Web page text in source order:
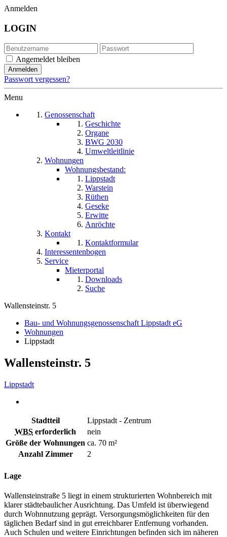
Anmelden
LOGIN
Angemeldet bleiben
Passwort vergessen?
Menu
Genossenschaft
Geschichte
Organe
BWG 2030
Umweltleitlinie
Wohnungen
Wohnungsbestand:
Lippstadt
Warstein
Rüthen
Geseke
Erwitte
Anröchte
Kontakt
Kontaktformular
Interessentenbogen
Service
Mieterportal
Downloads
Suche
Wallensteinstr. 5
Bau- und Wohnungsgenossenschaft Lippstadt eG
Wohnungen
Lippstadt
Wallensteinstr. 5
Lippstadt
Stadtteil
Lippstadt - Zentrum
WBS erforderlich
nein
Größe der Wohnungen ca. 70 m²
Anzahl Zimmer
2
Lage
Wallensteinstraße 5 liegt in einem strukturierten Wohnbereich mit
klarer städtebaulicher Ausrichtung. Das Umfeld ist überwiegend
durch Wohnnutzung geprägt. Versorgungsmöglichkeiten für den
täglichen Bedarf sind in gut erreichbarer Entfernung vorhanden.
Auch Schulen und weitere Einrichtungen befinden sich im näheren